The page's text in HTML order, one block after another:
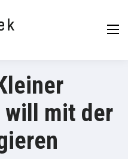
Strategies GmbH
will mit der